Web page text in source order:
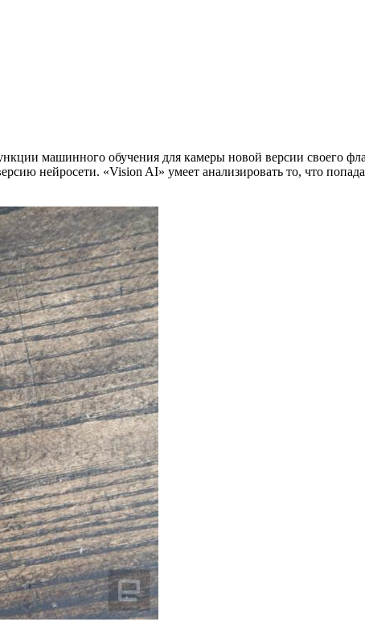
машинного обучения для камеры новой версии своего
нейросети. «Vision AI» умеет анализировать то, что